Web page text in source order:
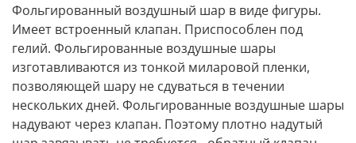
Фольгированный воздушный шар в виде фигуры.
Имеет встроенный клапан. Приспособлен под
гелий. Фольгированные воздушные шары
изготавливаются из тонкой миларовой пленки,
позволяющей шару не сдуваться в течении
нескольких дней. Фольгированные воздушные шары
надувают через клапан. Поэтому плотно надутый